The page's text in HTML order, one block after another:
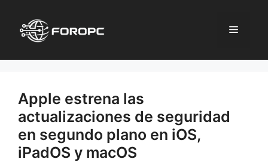
contenido
Menú
Apple estrena las
actualizaciones de seguridad
en segundo plano en iOS,
iPadOS y macOS